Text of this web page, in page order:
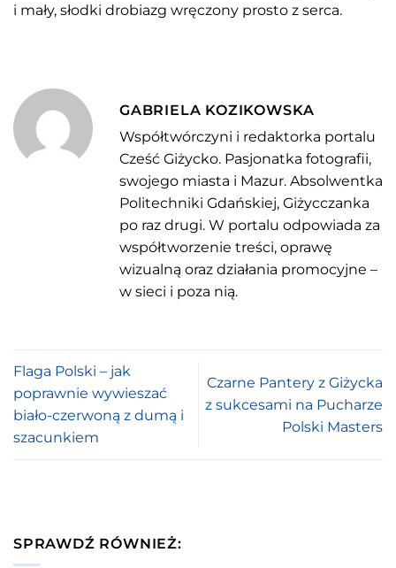
i mały, słodki drobiazg wręczony prosto z serca.
GABRIELA KOZIKOWSKA
Współtwórczyni i redaktorka portalu
Cześć Giżycko. Pasjonatka fotografii,
swojego miasta i Mazur. Absolwentka
Politechniki Gdańskiej, Giżycczanka
po raz drugi. W portalu odpowiada za
współtworzenie treści, oprawę
wizualną oraz działania promocyjne –
w sieci i poza nią.
Flaga Polski – jak
poprawnie wywieszać
biało-czerwoną z dumą i
szacunkiem
Czarne Pantery z Giżycka
z sukcesami na Pucharze
Polski Masters
SPRAWDŹ RÓWNIEŻ: